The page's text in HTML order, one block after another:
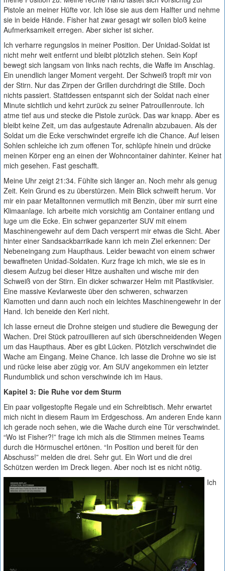
Pistole an meiner Hüfte vor. Ich löse sie aus dem Halfter und nehme
sie in beide Hände. Fisher hat zwar gesagt wir sollen bloß keine
Aufmerksamkeit erregen. Aber sicher ist sicher.
Ich verharre regungslos in meiner Position. Der Unidad-Soldat ist
nicht mehr weit entfernt und bleibt plötzlich stehen. Sein Kopf
bewegt sich langsam von links nach rechts, die Waffe im Anschlag.
Ein unendlich langer Moment vergeht. Der Schweiß tropft mir von
der Stirn. Nur das Zirpen der Grillen durchdringt die Stille. Doch
nichts passiert. Stattdessen entspannt sich der Soldat nach einer
Minute sichtlich und kehrt zurück zu seiner Patrouillenroute. Ich
atme tief aus und stecke die Pistole zurück. Das war knapp. Aber es
bleibt keine Zeit, um das aufgestaute Adrenalin abzubauen. Als der
Soldat um die Ecke verschwindet ergreife ich die Chance. Auf leisen
Sohlen schleiche ich zum offenen Tor, schlüpfe hinein und drücke
meinen Körper eng an einen der Wohncontainer dahinter. Keiner hat
mich gesehen. Fast geschafft.
Meine Uhr zeigt 21:34. Fühlte sich länger an. Noch mehr als genug
Zeit. Kein Grund es zu überstürzen. Mein Blick schweift herum. Vor
mir ein paar Metalltonnen vermutlich mit Benzin, über mir surrt eine
Klimaanlage. Ich arbeite mich vorsichtig am Container entlang und
luge um die Ecke. Ein schwer gepanzerter SUV mit einem
Maschinengewehr auf dem Dach versperrt mir etwas die Sicht. Aber
hinter einer Sandsackbarrikade kann ich mein Ziel erkennen: Der
Nebeneingang zum Haupthaus. Leider bewacht von einem schwer
bewaffneten Unidad-Soldaten. Kurz frage ich mich, wie sie es in
diesem Aufzug bei dieser Hitze aushalten und wische mir den
Schweiß von der Stirn. Ein dicker schwarzer Helm mit Plastikvisier.
Eine massive Kevlarweste über den schweren, schwarzen
Klamotten und dann auch noch ein leichtes Maschinengewehr in der
Hand. Ich beneide den Kerl nicht.
Ich lasse erneut die Drohne steigen und studiere die Bewegung der
Wachen. Drei Stück patrouillieren auf sich überschneidenden Wegen
um das Haupthaus. Aber es gibt Lücken. Plötzlich verschwindet die
Wache am Eingang. Meine Chance. Ich lasse die Drohne wo sie ist
und rücke leise aber zügig vor. Am SUV angekommen ein letzter
Rundumblick und schon verschwinde ich im Haus.
Kapitel 3: Die Ruhe vor dem Sturm
Ein paar vollgestopfte Regale und ein Schreibtisch. Mehr erwartet
mich nicht in diesem Raum im Erdgeschoss. Am anderen Ende kann
ich gerade noch sehen, wie die Wache durch eine Tür verschwindet.
“Wo ist Fisher?!” frage ich mich als die Stimmen meines Teams
durch die Hörmuschel ertönen. “In Position und bereit für den
Abschuss!” melden die drei. Sehr gut. Ein Wort und die drei
Schützen werden im Dreck liegen. Aber noch ist es nicht nötig.
Ich